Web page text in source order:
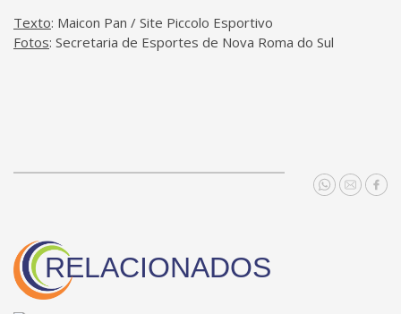
Texto: Maicon Pan / Site Piccolo Esportivo
Fotos: Secretaria de Esportes de Nova Roma do Sul
RELACIONADOS